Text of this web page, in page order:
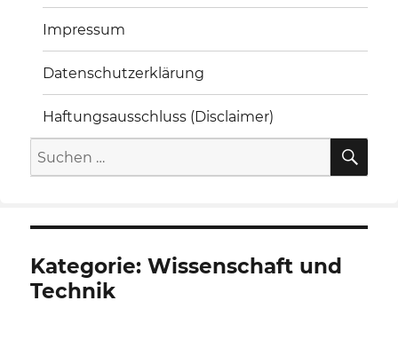
Impressum
Datenschutzerklärung
Haftungsausschluss (Disclaimer)
Suche
nach:
Kategorie:Wissenschaft und
Technik